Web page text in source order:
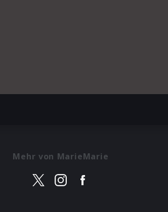
Mehr von MarieMarie